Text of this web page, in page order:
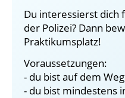
Du interessierst dich
der Polizei? Dann
Praktikumsplatz!
Voraussetzungen:
- du bist auf dem
- du bist mindestens